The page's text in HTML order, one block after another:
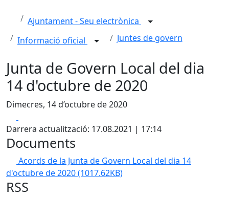
Ajuntament - Seu electrònica
Informació oficial
Juntes de govern
Junta de Govern Local del dia
14 d'octubre de 2020
Dimecres, 14 d’octubre de 2020
Darrera actualització: 17.08.2021 | 17:14
Documents
Acords de la Junta de Govern Local del dia 14
d'octubre de 2020(1017.62KB)
RSS